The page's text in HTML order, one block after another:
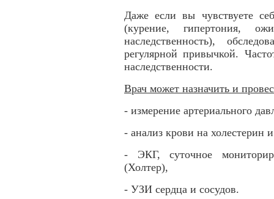
Даже если вы чувствуете
(курение, гипертония,
наследственность),
регулярной привычкой.
наследственности.
Врач может назначить и
- измерение артериального
- анализ крови на холестерин
- ЭКГ, суточное
(Холтер),
- УЗИ сердца и сосудов.